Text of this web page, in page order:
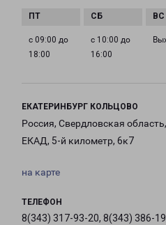
с 09:00 до
18:00
с 10:00 до
16:00
ЕКАТЕРИНБУРГ КОЛЬЦОВО
Россия, Свердловская
ЕКАД, 5-й километр, 6к7
на карте
ТЕЛЕФОН
8(343) 317-93-20, 8(343) 386-